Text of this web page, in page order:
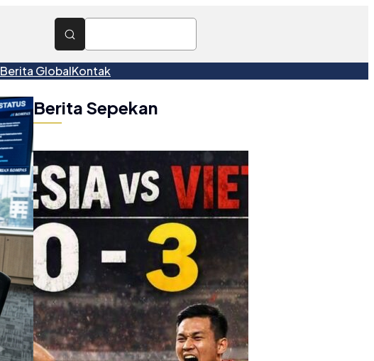
Berita GlobalKontak
Berita Sepekan